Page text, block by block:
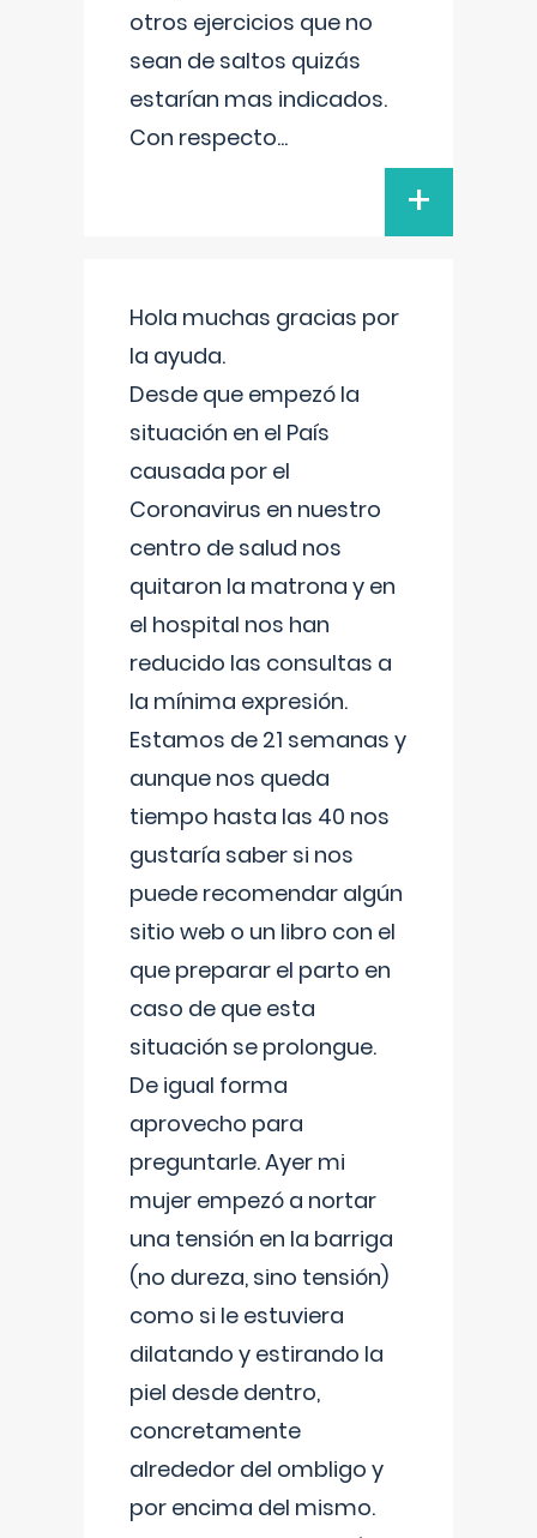
otros ejercicios que no
sean de saltos quizás
estarían mas indicados.
Con respecto...
+
Hola muchas gracias por
la ayuda.
Desde que empezó la
situación en el País
causada por el
Coronavirus en nuestro
centro de salud nos
quitaron la matrona y en
el hospital nos han
reducido las consultas a
la mínima expresión.
Estamos de 21 semanas y
aunque nos queda
tiempo hasta las 40 nos
gustaría saber si nos
puede recomendar algún
sitio web o un libro con el
que preparar el parto en
caso de que esta
situación se prolongue.
De igual forma
aprovecho para
preguntarle. Ayer mi
mujer empezó a nortar
una tensión en la barriga
(no dureza, sino tensión)
como si le estuviera
dilatando y estirando la
piel desde dentro,
concretamente
alrededor del ombligo y
por encima del mismo.